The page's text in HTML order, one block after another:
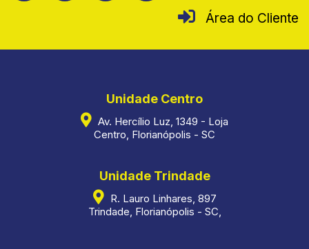
Área do Cliente
Unidade Centro
Av. Hercílio Luz, 1349 - Loja
Centro, Florianópolis - SC
Unidade Trindade
R. Lauro Linhares, 897
Trindade, Florianópolis - SC,